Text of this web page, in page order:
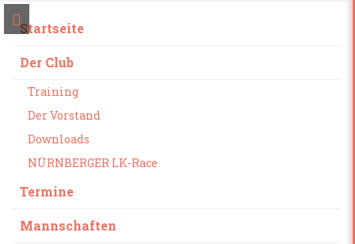
Startseite
Der Club
Training
Der Vorstand
Downloads
NÜRNBERGER LK-Race
Termine
Mannschaften